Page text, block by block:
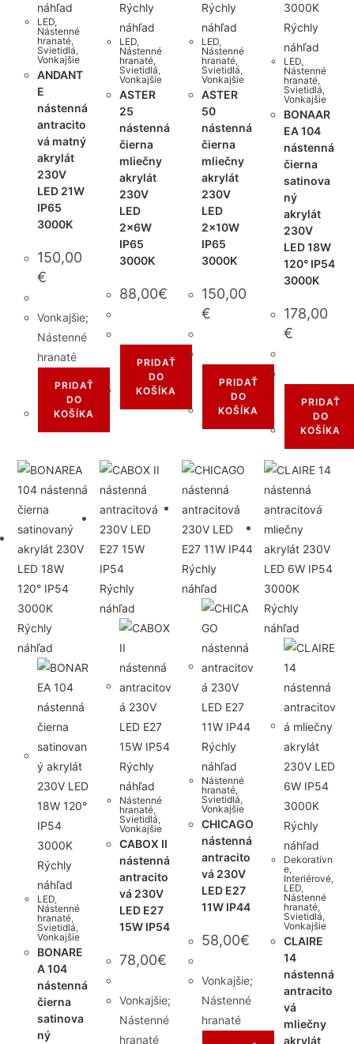
náhľad
LED,
Nástenné
hranaté,
Svietidlá,
Vonkajšie
ANDANT
E
nástenná
antracito
vá matný
akrylát
230V
LED 21W
IP65
3000K
150,00
€
Vonkajšie;
Nástenné
hranaté
PRIDAŤ
DO
KOŠÍKA
Rýchly
náhľad
LED,
Nástenné
hranaté,
Svietidlá,
Vonkajšie
ASTER
25
nástenná
čierna
mliečny
akrylát
230V
LED
2x6W
IP65
3000K
88,00€
PRIDAŤ
DO
KOŠÍKA
Rýchly
náhľad
LED,
Nástenné
hranaté,
Svietidlá,
Vonkajšie
ASTER
50
nástenná
čierna
mliečny
akrylát
230V
LED
2x10W
IP65
3000K
150,00
€
PRIDAŤ
DO
KOŠÍKA
Rýchly
náhľad
LED,
Nástenné
hranaté,
Svietidlá,
Vonkajšie
BONAAR
EA 104
nástenná
čierna
satinova
ný
akrylát
230V
LED 18W
120° IP54
3000K
178,00
€
PRIDAŤ
DO
KOŠÍKA
Rýchly
náhľad
Rýchly
náhľad
LED
Nástenné
hranaté
Svietidlá
Vonkajšie
BONARE
A 104
nástenná
čierna
satinova
ný
Rýchly
náhľad
Rýchly
náhľad
Nástenné
hranaté
Svietidlá
Vonkajšie
CABOX II
nástenná
antracito
vá 230V
LED E27
15W IP54
78,00€
Vonkajšie;
Nástenné
hranaté
Rýchly
náhľad
Rýchly
náhľad
Nástenné
hranaté
Svietidlá
Vonkajšie
CHICAGO
nástenná
antracito
vá 230V
LED E27
11W IP44
58,00€
Vonkajšie;
Nástenné
hranaté
Rýchly
náhľad
Rýchly
náhľad
Dekoratívn
e
Interiérové
LED
Nástenné
hranaté
Svietidlá
Vonkajšie
CLAIRE
14
nástenná
antracito
vá
mliečny
akrylát